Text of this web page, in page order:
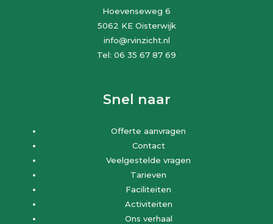
Hoevenseweg 6
5062 KE Oisterwijk
info@rvinzicht.nl
Tel: 06 35 67 87 69
Snel naar
Offerte aanvragen
Contact
Veelgestelde vragen
Tarieven
Faciliteiten
Activiteiten
Ons verhaal